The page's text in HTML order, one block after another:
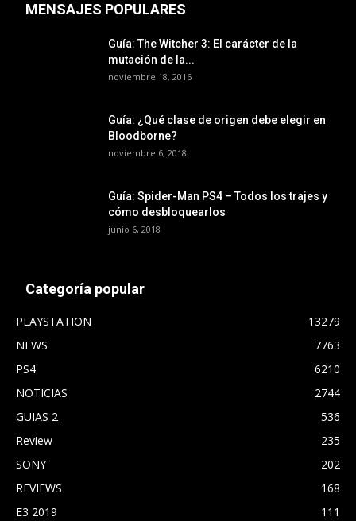
MENSAJES POPULARES
Guía: The Witcher 3: El carácter de la
mutación de la...
noviembre 18, 2016
Guía: ¿Qué clase de origen debe elegir en
Bloodborne?
noviembre 6, 2018
Guía: Spider-Man PS4 – Todos los trajes y
cómo desbloquearlos
junio 6, 2018
Categoría popular
PLAYSTATION
13279
NEWS
7763
PS4
6210
NOTICIAS
2744
GUIAS 2
536
Review
235
SONY
202
REVIEWS
168
E3 2019
111